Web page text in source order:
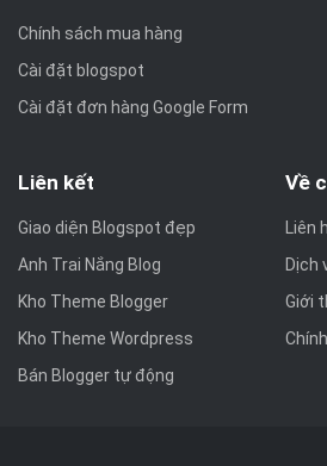
Chính sách mua hàng
Cài đặt blogspot
Cài đặt đơn hàng Google Form
Liên kết
Giao diện Blogspot đẹp
Anh Trai Nắng Blog
Kho Theme Blogger
Kho Theme Wordpress
Bán Blogger tự động
Về
Liên
Dịch
Giới